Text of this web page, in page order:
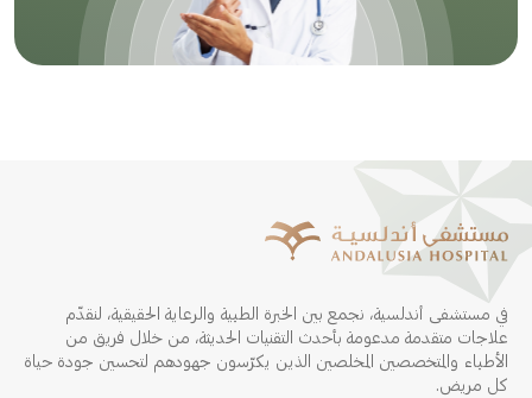
في مستشفى أندلسية، نجمع بين الخبرة الطبية والرعاية الحقيقية، لنقدّم
علاجات متقدمة مدعومة بأحدث التقنيات الحديثة، من خلال فريق من
الأطباء والمتخصصين المخلصين الذين يكرّسون جهودهم لتحسين جودة حياة
كل مريض.